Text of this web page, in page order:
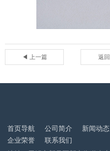
◀ 上一篇 返
首页导航 公司简介 新闻动态
企业荣誉
联系我们